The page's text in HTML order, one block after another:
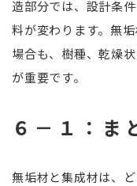
造部分では、設計条
料が変わります。無
場合も、樹種、乾燥
が重要です。
６－１：ま
無垢材と集成材は、